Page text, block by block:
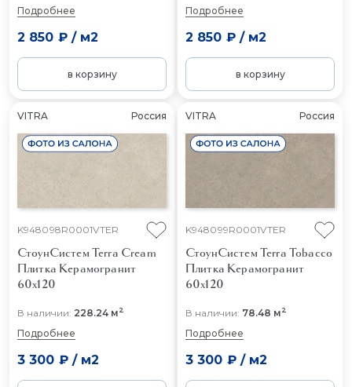
Подробнее
2 850 ₽/ м2
в корзину
Подробнее
2 850 ₽/ м2
в корзину
VITRA Россия
K948098R0001VTER
СтоунСистем Terra Cream
Плитка Керамогранит
60x120
В наличии: 228.24 м2
Подробнее
3 300 ₽/ м2
VITRA Россия
K948099R0001VTER
СтоунСистем Terra Tobacco
Плитка Керамогранит
60x120
В наличии: 78.48 м2
Подробнее
3 300 ₽/ м2